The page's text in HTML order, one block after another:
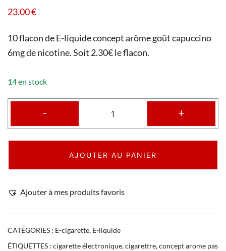
23.00€
10 flacon de E-liquide concept arôme goût capuccino
6mg de nicotine. Soit 2.30€ le flacon.
14 en stock
- +
AJOUTER AU PANIER
Ajouter à mes produits favoris
CATÉGORIES : E-cigarette, E-liquide
ÉTIQUETTES : cigarette électronique,cigarettre,concept arome pas